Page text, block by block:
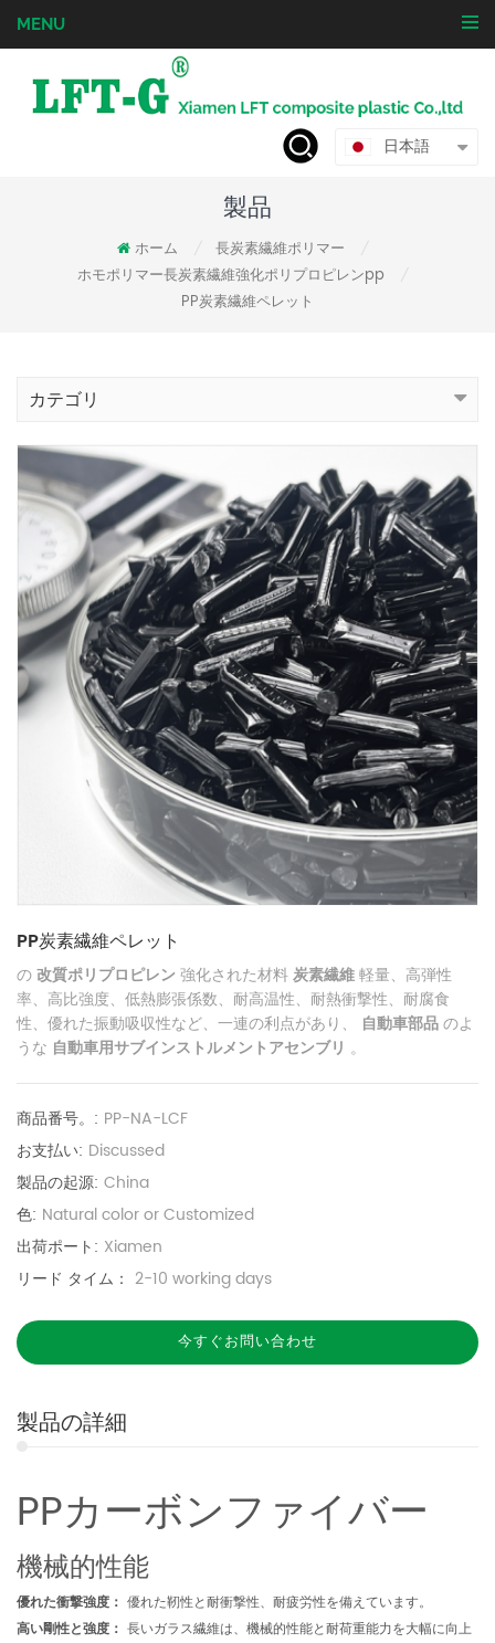
MENU
日本語
製品
ホーム 長炭素繊維ポリマー
ホモポリマー長炭素繊維強化ポリプロピレンpp
PP炭素繊維ペレット
カテゴリ
PP炭素繊維ペレット
の改質ポリプロピレン 強化された材料炭素繊維軽量、高弾性
率、高比強度、低熱膨張係数、耐高温性、耐熱衝撃性、耐腐食
性、優れた振動吸収性など、一連の利点があり、 自動車部品のよ
うな 自動車用サブインストルメントアセンブリ 。
商品番号。: PP-NA-LCF
お支払い: Discussed
製品の起源: China
色: Natural color or Customized
出荷ポート: Xiamen
リード タイム： 2-10 working days
今すぐお問い合わせ
製品の詳細
PPカーボンファイバー
機械的性能
優れた衝撃強度： 優れた靭性と耐衝撃性、耐疲労性を備えています。
高い剛性と強度： 長いガラス繊維は、機械的性能と耐荷重能力を大幅に向上